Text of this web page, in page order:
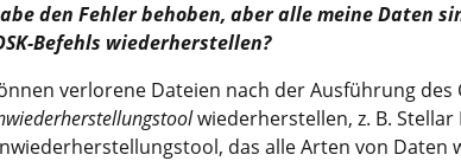
den Fehler behoben, aber alle meine Daten
Befehls wiederherstellen?
verlorene Dateien nach der Ausführung des
wiederherstellen, z. B.
das alle Arten von Daten